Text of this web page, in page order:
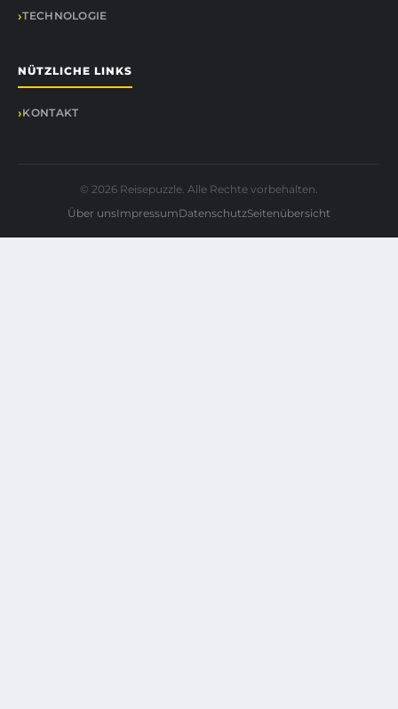
TECHNOLOGIE
NÜTZLICHE LINKS
KONTAKT
© 2026 Reisepuzzle. Alle Rechte vorbehalten.
Über unsImpressumDatenschutzSeitenübersicht